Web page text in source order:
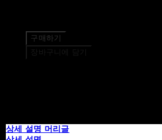
구매하기
장바구니에 담기
상세 설명 머리글